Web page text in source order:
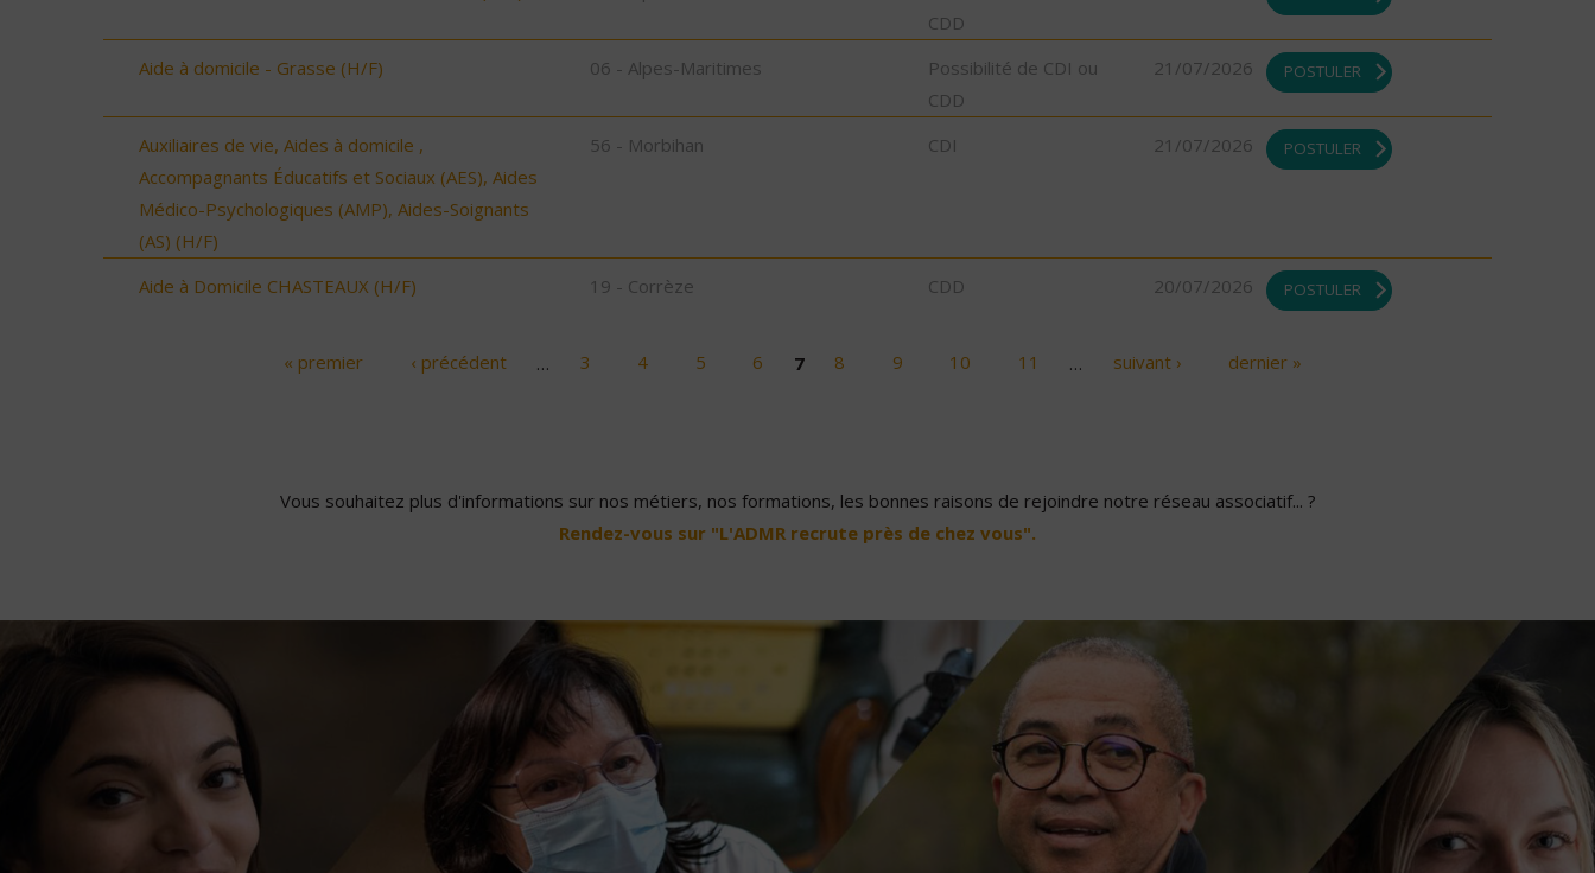
CDD
Aide à domicile - Grasse (H/F) 06 - Alpes-Maritimes
Possibilité de CDI ou
CDD
21/07/2026 POSTULER
Auxiliaires de vie, Aides à domicile ,
Accompagnants Éducatifs et Sociaux (AES), Aides
Médico-Psychologiques (AMP), Aides-Soignants
(AS) (H/F)
56 - Morbihan CDI 21/07/2026 POSTULER
Aide à Domicile CHASTEAUX (H/F) 19 - Corrèze CDD 20/07/2026 POSTULER
« premier ‹ précédent … 3 4 5 6 7 8 9 10 11 … suivant › dernier »
Vous souhaitez plus d'informations sur nos métiers, nos formations, les bonnes raisons de rejoindre notre réseau associatif... ?
Rendez-vous sur "L'ADMR recrute près de chez vous".